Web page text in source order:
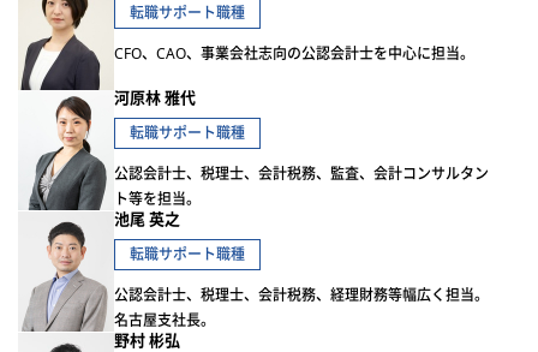
転職サポート職種
CFO、CAO、事業会社志向の公認会計士を中心に担当。
河原林 雅代
転職サポート職種
公認会計士、税理士、会計税務、監査、会計コンサルタン
ト等を担当。
池尾 英之
転職サポート職種
公認会計士、税理士、会計税務、経理財務等幅広く担当。
名古屋支社長。
野村 彬弘